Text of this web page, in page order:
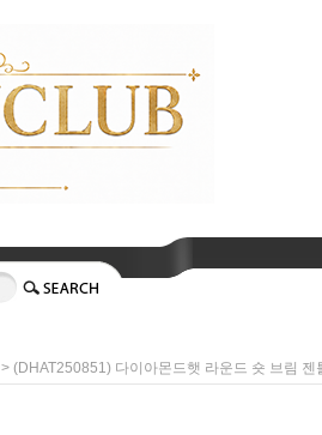
> (DHAT250851) 다이아몬드햇 라운드 숏 브림